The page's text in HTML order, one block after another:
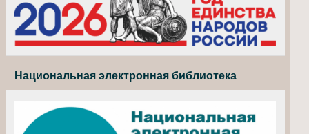
Национальная электронная библиотека